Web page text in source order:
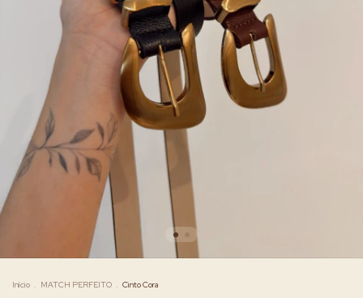
Início . MATCH PERFEITO . Cinto Cora